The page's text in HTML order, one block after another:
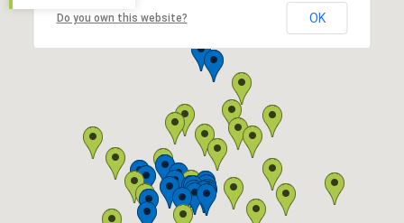
Do you own this website? OK